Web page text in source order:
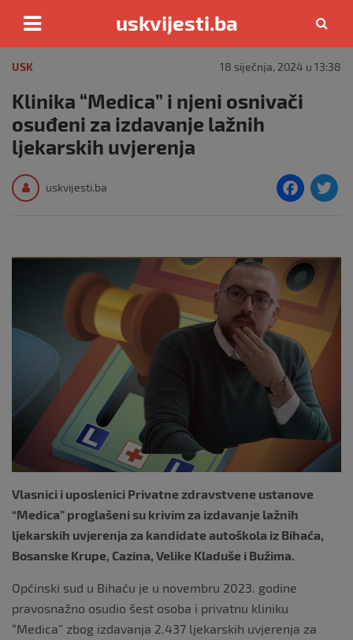
content
uskvijesti.ba
USK 18 siječnja, 2024 u 13:38
Klinika “Medica” i njeni osnivači
osuđeni za izdavanje lažnih
ljekarskih uvjerenja
uskvijesti.ba
F
e
b
o
o
k
Vlasnici i uposlenici Privatne zdravstvene ustanove
“Medica” proglašeni su krivim za izdavanje lažnih
ljekarskih uvjerenja za kandidate autoškola iz Bihaća,
Bosanske Krupe, Cazina, Velike Kladuše i Bužima.
Općinski sud u Bihaću je u novembru 2023. godine
pravosnažno osudio šest osoba i privatnu kliniku
“Medica” zbog izdavanja 2.437 ljekarskih uvjerenja za